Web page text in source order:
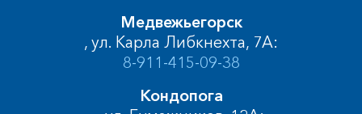
Медвежьегорск
, ул. Карла Либкнехта, 7А:
8-911-415-09-38
Кондопога